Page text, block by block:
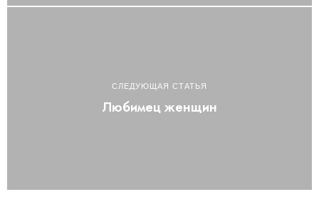
СЛЕДУЮЩАЯ СТАТЬЯ
Любимец женщин